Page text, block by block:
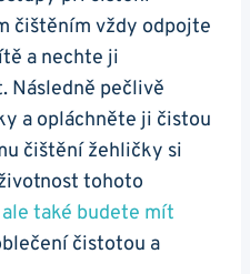
čištěním vždy odpojte
a‌ nechte‍ ji
Následně⁤ pečlivě
a opláchněte ji čistou
čištění⁢ žehličky si
tohoto
ale také budete ‌mít
čistotou a